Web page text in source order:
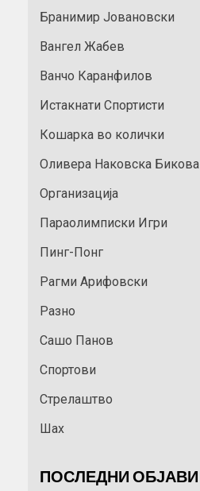
Бранимир Јовановски
Вангел Жабев
Ванчо Каранфилов
Истакнати Спортисти
Кошарка во колички
Оливера Наковска Бикова
Организација
Параолимписки Игри
Пинг-Понг
Рагми Арифовски
Разно
Сашо Панов
Спортови
Стрелаштво
Шах
ПОСЛЕДНИ ОБЈАВИ